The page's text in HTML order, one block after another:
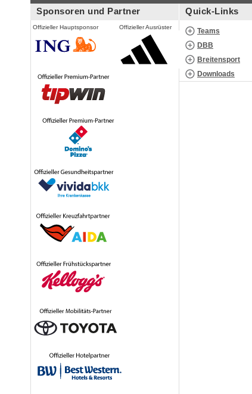
Sponsoren und Partner
Offizieller Hauptsponsor Offizieller Ausrüster
Quick-Links
Teams
DBB
Breitensport
Downloads